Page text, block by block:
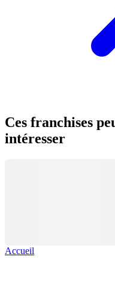
Ces franchises
intéresser
Accueil